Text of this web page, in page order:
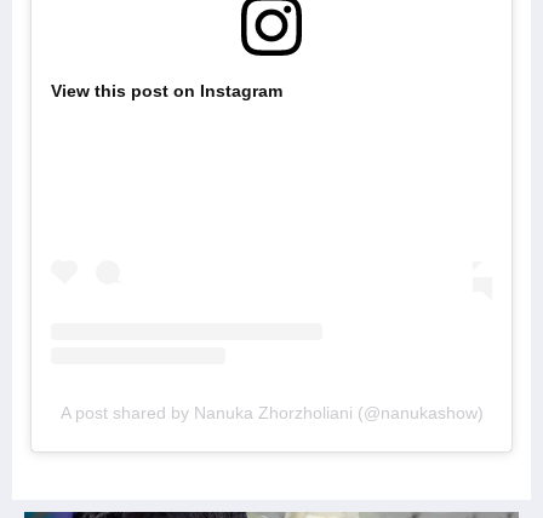
View this post on Instagram
A post shared by Nanuka Zhorzholiani (@nanukashow)